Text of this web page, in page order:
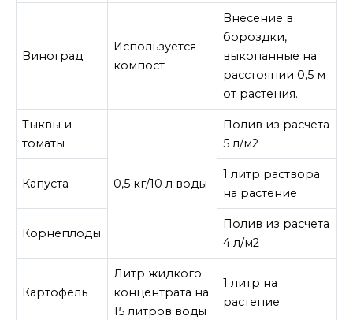
Виноград
Используется
компост
Внесение в
бороздки,
выкопанные на
расстоянии 0,5 м
от растения.
Тыквы и
томаты
0,5 кг/10 л воды
Полив из расчета
5 л/м2
Капуста
1 литр раствора
на растение
Корнеплоды
Полив из расчета
4 л/м2
Картофель
Литр жидкого
концентрата на
15 литров воды
1 литр на
растение